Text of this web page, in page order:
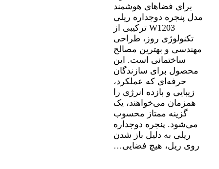
برای فضاهای هوشمند
مدل پنجره دوجداره ریلی
W1203 ترکیبی از
تکنولوژی روز، طراحی
مهندسی و بهترین مصالح
ساختمانی است. این
محصول برای سازندگان
حرفه‌ای‌ که عملکرد،
زیبایی و بازده انرژی را
همزمان می‌خواهند، یک
گزینه ممتاز محسوب
می‌شود. پنجره دوجداره
ریلی به دلیل باز شدن
روی ریل، هیچ فضایی…